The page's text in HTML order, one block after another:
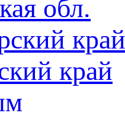
обл.
край
край